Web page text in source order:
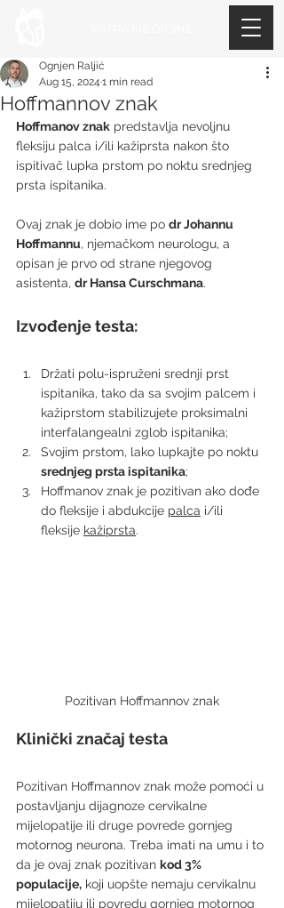
Hoffmannov znak
Ognjen Raljić
Aug 15, 2024 1 min read
Hoffmanov znak predstavlja nevoljnu
fleksiju palca i/ili kažiprsta nakon što
ispitivač lupka prstom po noktu srednjeg
prsta ispitanika.
Ovaj znak je dobio ime po dr Johannu
Hoffmannu, njemačkom neurologu, a
opisan je prvo od strane njegovog
asistenta, dr Hansa Curschmana.
Izvođenje testa:
Držati polu-ispruženi srednji prst
ispitanika, tako da sa svojim palcem i
kažiprstom stabilizujete proksimalni
interfalangealni zglob ispitanika;
Svojim prstom, lako lupkajte po noktu
srednjeg prsta ispitanika;
Hoffmanov znak je pozitivan ako dođe
do fleksije i abdukcije palca i/ili
fleksije kažiprsta.
Pozitivan Hoffmannov znak
Klinički značaj testa
Pozitivan Hoffmannov znak može pomoći u
postavljanju dijagnoze cervikalne
mijelopatije ili druge povrede gornjeg
motornog neurona. Treba imati na umu i to
da je ovaj znak pozitivan kod 3%
populacije, koji uopšte nemaju cervikalnu
mijelopatiju ili povredu gornjeg motornog